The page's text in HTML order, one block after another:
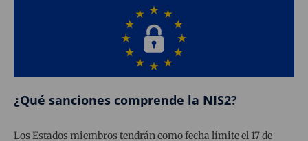
¿Qué sanciones comprende la NIS2?
Los Estados miembros tendrán como fecha límite el 17 de